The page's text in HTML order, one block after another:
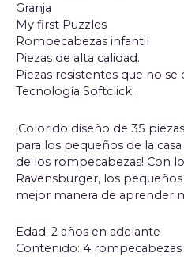
Granja
My first Puzzles
Rompecabezas infantil
Piezas de alta calidad.
Piezas resistentes que no se
Tecnología Softclick.
¡Colorido diseño de 35
para los pequeños de la
de los rompecabezas! Con
Ravensburger, los
mejor manera de aprender
Edad: 2 años en adelante
Contenido: 4 rompecabezas